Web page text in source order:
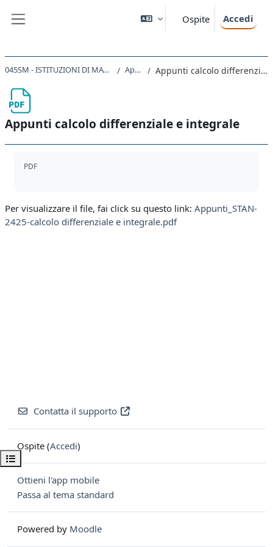
Ospite Accedi
Apri indice del corso
045SM - ISTITUZIONI DI MATEMATICA 2024 Appunti Appunti calcolo differenziale e integrale
Appunti calcolo differenziale e integrale
PDF
Per visualizzare il file, fai click su questo link: Appunti_STAN-
2425-calcolo differenziale e integrale.pdf
Contatta il supporto
Ospite (Accedi)
Ottieni l'app mobile
Passa al tema standard
Powered by Moodle